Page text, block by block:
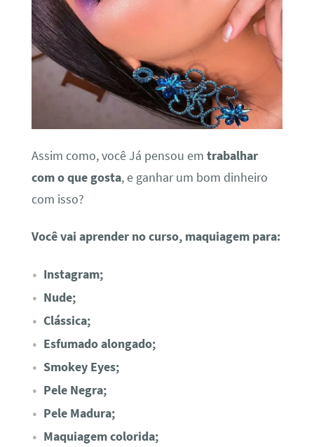
Assim como, você Já pensou em trabalhar
com o que gosta, e ganhar um bom dinheiro
com isso?
Você vai aprender no curso, maquiagem para:
Instagram;
Nude;
Clássica;
Esfumado alongado;
Smokey Eyes;
Pele Negra;
Pele Madura;
Maquiagem colorida;